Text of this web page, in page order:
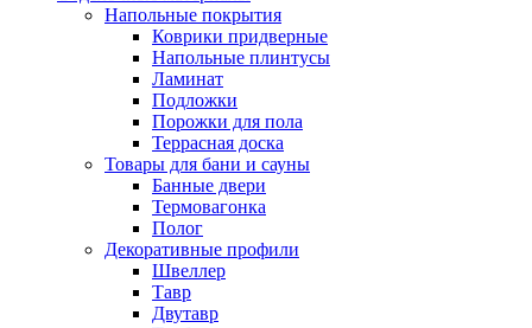
Напольные покрытия
Коврики придверные
Напольные плинтусы
Ламинат
Подложки
Порожки для пола
Террасная доска
Товары для бани и сауны
Банные двери
Термовагонка
Полог
Декоративные профили
Швеллер
Тавр
Двутавр